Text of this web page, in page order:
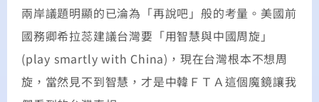
兩岸議題明顯的已淪為「再說吧」般的考量。美國前
國務卿希拉蕊建議台灣要「用智慧與中國周旋」
(play smartly with China)，現在台灣根本不想周
旋，當然見不到智慧，才是中韓ＦＴＡ這個魔鏡讓我